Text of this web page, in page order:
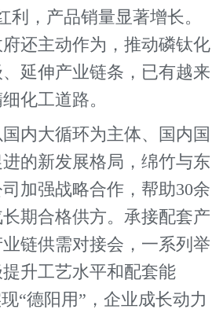
利，产品销量显著增长。
还主动作为，推动磷钛化
延伸产业链条，已有越来
化工道路。
大循环为主体、国内国
的新发展格局，绵竹与东
加强战略合作，帮助30余
期合格供方。承接配套产
链供需对接会，一系列举
升工艺水平和配套能
“德阳用”，企业成长动力